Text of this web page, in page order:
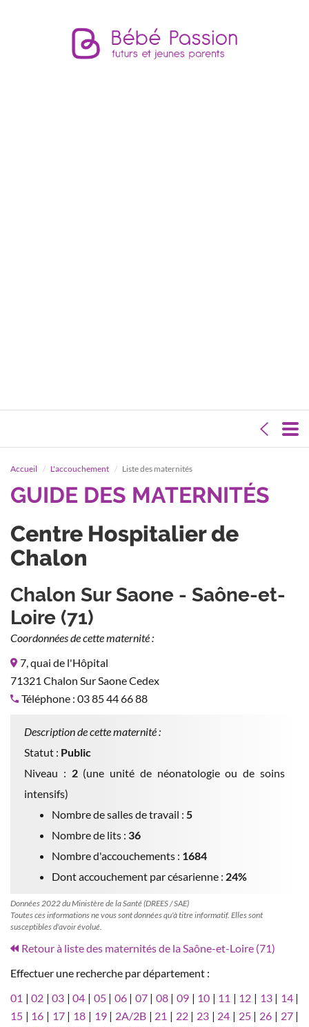
Accueil L'accouchement Liste des maternités
GUIDE DES MATERNITÉS
Centre Hospitalier de
Chalon
Chalon Sur Saone - Saône-et-
Loire (71)
Coordonnées de cette maternité :
7, quai de l'Hôpital
71321 Chalon Sur Saone Cedex
Téléphone : 03 85 44 66 88
Description de cette maternité :
Statut : Public
Niveau : 2(une unité de néonatologie ou de soins
intensifs)
Nombre de salles de travail : 5
Nombre de lits : 36
Nombre d'accouchements : 1684
Dont accouchement par césarienne : 24%
Données 2022 du Ministère de la Santé (DREES / SAE)
Toutes ces informations ne vous sont données qu'à titre informatif. Elles sont
susceptibles d'avoir évolué.
Retour à liste des maternités de la Saône-et-Loire (71)
Effectuer une recherche par département :
01 |02 |03 |04 | 05| 06| 07| 08| 09 | 10 | 11 | 12 | 13| 14|
15 | 16 | 17| 18 | 19| 2A/2B| 21 | 22| 23 | 24 | 25| 26 | 27|